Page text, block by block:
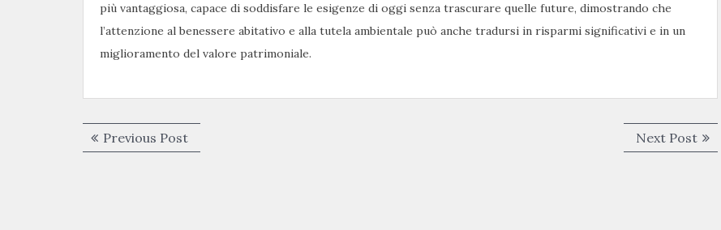
più vantaggiosa, capace di soddisfare le esigenze di oggi senza trascurare quelle future, dimostrando che
l’attenzione al benessere abitativo e alla tutela ambientale può anche tradursi in risparmi significativi e in un
miglioramento del valore patrimoniale.
Navigazione
articoli
Previous PostPrevious
post:
Next PostNext
post: